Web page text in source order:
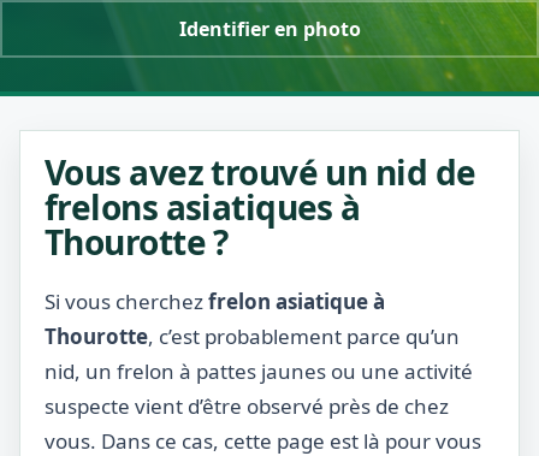
Identifier en photo
Vous avez trouvé un nid de
frelons asiatiques à
Thourotte ?
Si vous cherchezfrelon asiatique à
Thourotte, c’est probablement parce qu’un
nid, un frelon à pattes jaunes ou une activité
suspecte vient d’être observé près de chez
vous. Dans ce cas, cette page est là pour vous